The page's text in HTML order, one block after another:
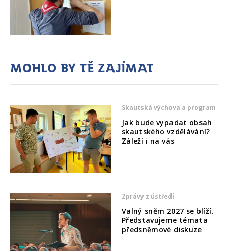
Mohlo by tě zajímat
Skautská výchova a program
Jak bude vypadat obsah
skautského vzdělávání?
Záleží i na vás
Zprávy z ústředí
Valný sněm 2027 se blíží.
Představujeme témata
předsněmové diskuze